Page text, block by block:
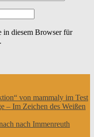
in diesem Browser für
von mammaly im Test
– Im Zeichen des Weißen
nach Immenreuth